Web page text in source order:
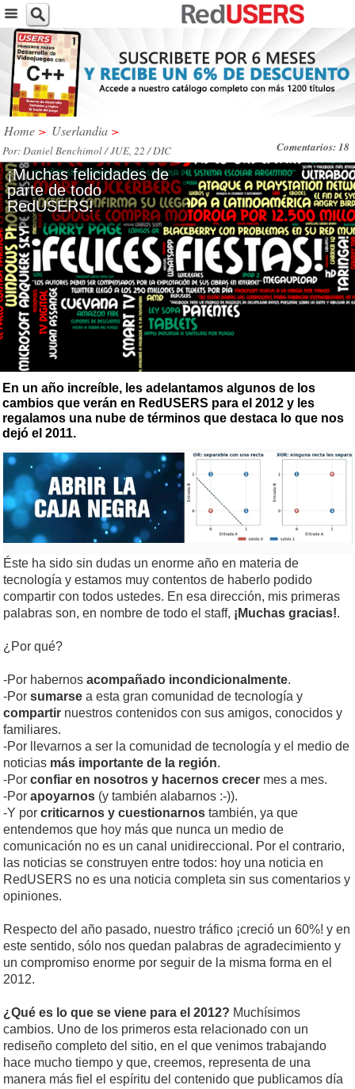
Home > Userlandia >
Comentarios: 18
Por: Daniel Benchimol / JUE, 22 / DIC
/ 2011
¡Muchas felicidades de
parte de todo
RedUSERS!
En un año increíble, les adelantamos algunos de los
cambios que verán en RedUSERS para el 2012 y les
regalamos una nube de términos que destaca lo que nos
dejó el 2011.
Éste ha sido sin dudas un enorme año en materia de
tecnología y estamos muy contentos de haberlo podido
compartir con todos ustedes. En esa dirección, mis primeras
palabras son, en nombre de todo el staff, ¡Muchas gracias!.
¿Por qué?
-Por habernos acompañado incondicionalmente.
-Por sumarse a esta gran comunidad de tecnología y
compartir nuestros contenidos con sus amigos, conocidos y
familiares.
-Por llevarnos a ser la comunidad de tecnología y el medio de
noticias más importante de la región.
-Por confiar en nosotros y hacernos crecer mes a mes.
-Por apoyarnos (y también alabarnos :-)).
-Y por criticarnos y cuestionarnos también, ya que
entendemos que hoy más que nunca un medio de
comunicación no es un canal unidireccional. Por el contrario,
las noticias se construyen entre todos: hoy una noticia en
RedUSERS no es una noticia completa sin sus comentarios y
opiniones.
Respecto del año pasado, nuestro tráfico ¡creció un 60%! y en
este sentido, sólo nos quedan palabras de agradecimiento y
un compromiso enorme por seguir de la misma forma en el
2012.
¿Qué es lo que se viene para el 2012? Muchísimos
cambios. Uno de los primeros esta relacionado con un
rediseño completo del sitio, en el que venimos trabajando
hace mucho tiempo y que, creemos, representa de una
manera más fiel el espíritu del contenido que publicamos día